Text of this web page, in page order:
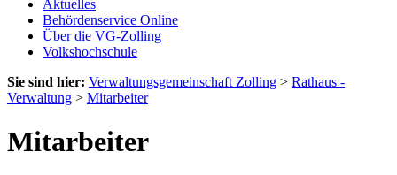
Aktuelles
Behördenservice Online
Über die VG-Zolling
Volkshochschule
Sie sind hier: Verwaltungsgemeinschaft Zolling > Rathaus -
Verwaltung > Mitarbeiter
Mitarbeiter